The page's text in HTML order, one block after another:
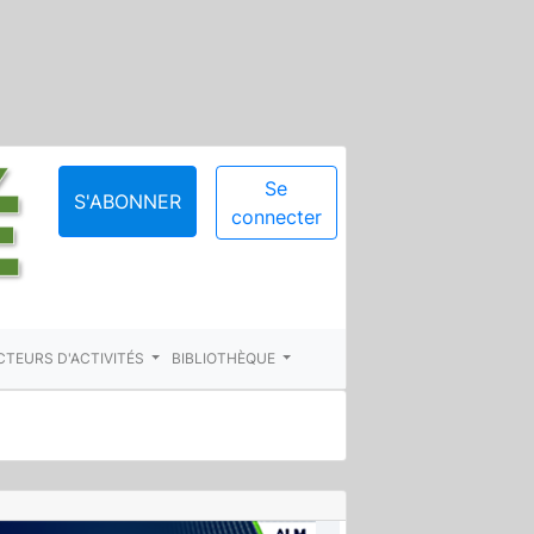
S'ABONNER
Se
connecter
D'ACTIVITÉS BIBLIOTHÈQUE